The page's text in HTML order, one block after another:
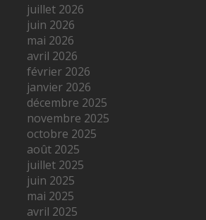
juillet 2026
juin 2026
mai 2026
avril 2026
février 2026
janvier 2026
décembre 2025
novembre 2025
octobre 2025
août 2025
juillet 2025
juin 2025
mai 2025
avril 2025